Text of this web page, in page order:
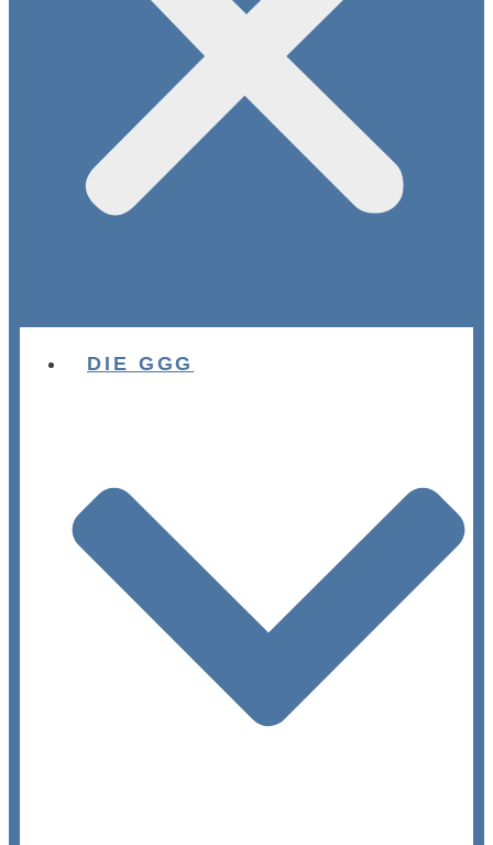
DIE GGG